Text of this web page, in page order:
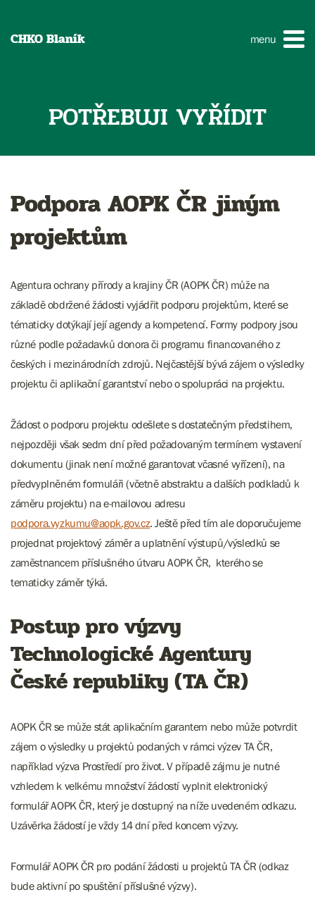
CHKO Blaník menu
POTŘEBUJI VYŘÍDIT
Podpora AOPK ČR jiným
projektům
Agentura ochrany přírody a krajiny ČR (AOPK ČR) může na
základě obdržené žádosti vyjádřit podporu projektům, které se
tématicky dotýkají její agendy a kompetencí. Formy podpory jsou
různé podle požadavků donora či programu financovaného z
českých i mezinárodních zdrojů. Nejčastější bývá zájem o výsledky
projektu či aplikační garantství nebo o spolupráci na projektu.
Žádost o podporu projektu odešlete s dostatečným předstihem,
nejpozději však sedm dní před požadovaným termínem vystavení
dokumentu (jinak není možné garantovat včasné vyřízení), na
předvyplněném formuláři (včetně abstraktu a dalších podkladů k
záměru projektu) na e-mailovou adresu
podpora.vyzkumu@aopk.gov.cz. Ještě před tím ale doporučujeme
projednat projektový záměr a uplatnění výstupů/výsledků se
zaměstnancem příslušného útvaru AOPK ČR, kterého se
tematicky záměr týká.
Postup pro výzvy
Technologické Agentury
České republiky (TA ČR)
AOPK ČR se může stát aplikačním garantem nebo může potvrdit
zájem o výsledky u projektů podaných v rámci výzev TA ČR,
například výzva Prostředí pro život. V případě zájmu je nutné
vzhledem k velkému množství žádostí vyplnit elektronický
formulář AOPK ČR, který je dostupný na níže uvedeném odkazu.
Uzávěrka žádostí je vždy 14 dní před koncem výzvy.
Formulář AOPK ČR pro podání žádosti u projektů TA ČR (odkaz
bude aktivní po spuštění příslušné výzvy).